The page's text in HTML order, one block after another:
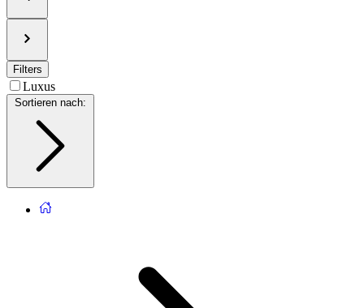
Filters
Luxus
Sortieren nach